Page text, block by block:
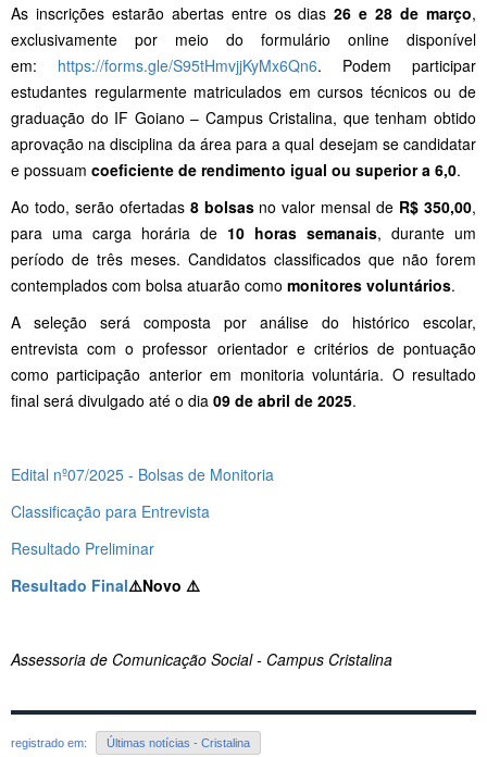
As inscrições estarão abertas entre os dias26 e 28 de março,
exclusivamente por meio do formulário online disponível
em: https://forms.gle/S95tHmvjjKyMx6Qn6. Podem participar
estudantes regularmente matriculados em cursos técnicos ou de
graduação do IF Goiano – Campus Cristalina, que tenham obtido
aprovação na disciplina da área para a qual desejam se candidatar
e possuam coeficiente de rendimento igual ou superior a 6,0.
Ao todo, serão ofertadas 8 bolsasno valor mensal de R$ 350,00,
para uma carga horária de 10 horas semanais, durante um
período de três meses. Candidatos classificados que não forem
contemplados com bolsa atuarão como monitores voluntários.
A seleção será composta por análise do histórico escolar,
entrevista com o professor orientador e critérios de pontuação
como participação anterior em monitoria voluntária. O resultado
final será divulgado até o dia 09 de abril de 2025.
Edital nº07/2025 - Bolsas de Monitoria
Classificação para Entrevista
Resultado Preliminar
Resultado Final⚠️Novo ⚠️
Assessoria de Comunicação Social - Campus Cristalina
registrado em: Últimas notícias - Cristalina